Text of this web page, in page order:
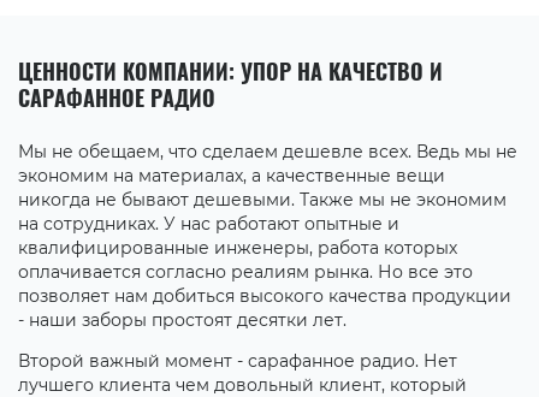
ЦЕННОСТИ КОМПАНИИ: УПОР НА КАЧЕСТВО И
САРАФАННОЕ РАДИО
Мы не обещаем, что сделаем дешевле всех. Ведь мы не
экономим на материалах, а качественные вещи
никогда не бывают дешевыми. Также мы не экономим
на сотрудниках. У нас работают опытные и
квалифицированные инженеры, работа которых
оплачивается согласно реалиям рынка. Но все это
позволяет нам добиться высокого качества продукции
- наши заборы простоят десятки лет.
Второй важный момент - сарафанное радио. Нет
лучшего клиента чем довольный клиент, который